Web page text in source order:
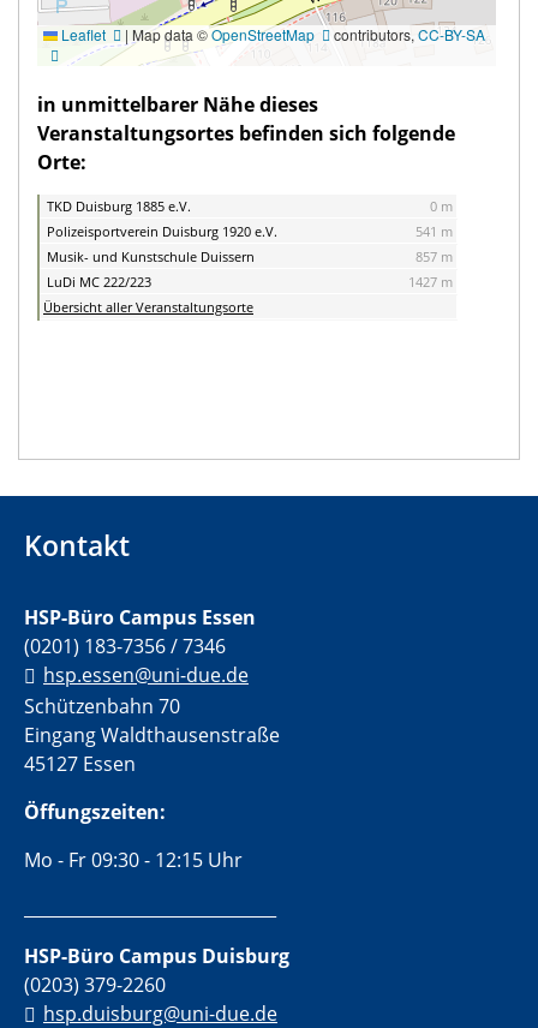
Leaflet | Map data ©OpenStreetMap contributors, CC-BY-SA
in unmittelbarer Nähe dieses
Veranstaltungsortes befinden sich folgende
Orte:
TKD Duisburg 1885 e.V.
0 m
Polizeisportverein Duisburg 1920 e.V.
541 m
Musik- und Kunstschule Duissern
857 m
LuDi MC 222/223
1427 m
Übersicht aller Veranstaltungsorte
Kontakt
HSP-Büro Campus Essen
(0201) 183-7356 / 7346
hsp.essen@uni-due.de
Schützenbahn 70
Eingang Waldthausenstraße
45127 Essen
Öffungszeiten:
Mo - Fr 09:30 - 12:15 Uhr
HSP-Büro Campus Duisburg
(0203) 379-2260
hsp.duisburg@uni-due.de